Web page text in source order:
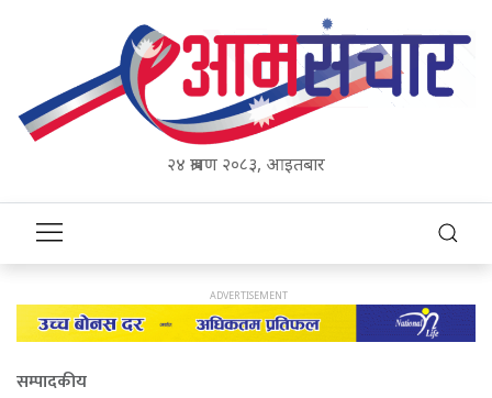
२४ श्रावण २०८३, आइतबार
सम्पादकीय